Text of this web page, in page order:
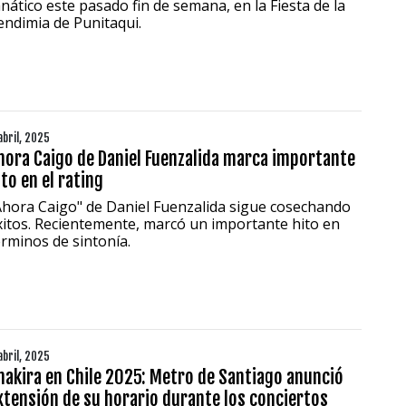
este pasado fin de semana, en la Fiesta de la
de Punitaqui.
2025
Caigo de Daniel Fuenzalida marca importante
en el rating
Caigo" de Daniel Fuenzalida sigue cosechando
Recientemente, marcó un importante hito en
de sintonía.
2025
en Chile 2025: Metro de Santiago anunció
de su horario durante los conciertos